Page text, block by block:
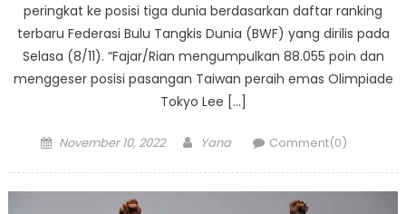
peringkat ke posisi tiga dunia berdasarkan daftar ranking
terbaru Federasi Bulu Tangkis Dunia (BWF) yang dirilis pada
Selasa (8/11). “Fajar/Rian mengumpulkan 88.055 poin dan
menggeser posisi pasangan Taiwan peraih emas Olimpiade
Tokyo Lee […]
Posted
November 10, 2022 Author
Yana Comment(0)